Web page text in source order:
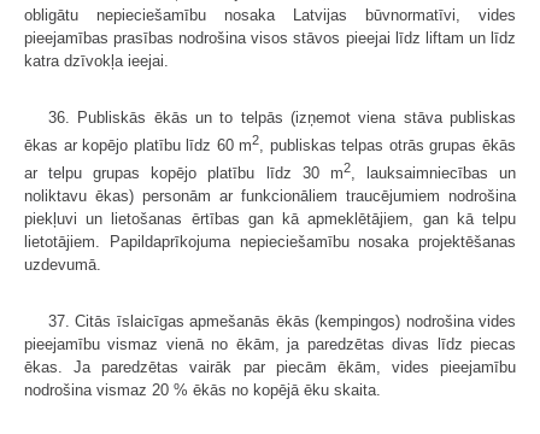
obligātu nepieciešamību nosaka Latvijas būvnormatīvi, vides
pieejamības prasības nodrošina visos stāvos pieejai līdz liftam un līdz
katra dzīvokļa ieejai.
36. Publiskās ēkās un to telpās (izņemot viena stāva publiskas
ēkas ar kopējo platību līdz 60 m2, publiskas telpas otrās grupas ēkās
ar telpu grupas kopējo platību līdz 30 m2, lauksaimniecības un
noliktavu ēkas) personām ar funkcionāliem traucējumiem nodrošina
piekļuvi un lietošanas ērtības gan kā apmeklētājiem, gan kā telpu
lietotājiem. Papildaprīkojuma nepieciešamību nosaka projektēšanas
uzdevumā.
37. Citās īslaicīgas apmešanās ēkās (kempingos) nodrošina vides
pieejamību vismaz vienā no ēkām, ja paredzētas divas līdz piecas
ēkas. Ja paredzētas vairāk par piecām ēkām, vides pieejamību
nodrošina vismaz 20 % ēkās no kopējā ēku skaita.